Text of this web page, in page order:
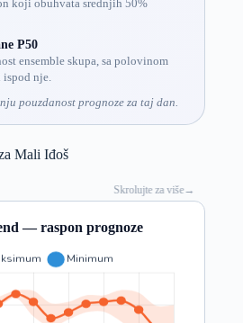
koji obuhvata srednjih 50%
P50
ensemble skupa, sa polovinom
ispod nje.
pouzdanost prognoze za taj dan.
Mali Iđoš
Skrolujte za više→
— raspon prognoze